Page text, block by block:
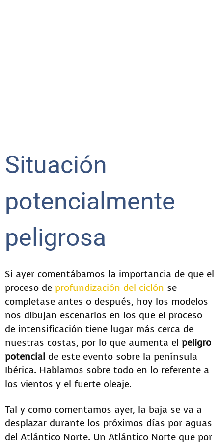
Situación
potencialmente
peligrosa
Si ayer comentábamos la importancia de que el
proceso de profundización del ciclón se
completase antes o después, hoy los modelos
nos dibujan escenarios en los que el proceso
de intensificación tiene lugar más cerca de
nuestras costas, por lo que aumenta el peligro
potencial de este evento sobre la península
Ibérica. Hablamos sobre todo en lo referente a
los vientos y el fuerte oleaje.
Tal y como comentamos ayer, la baja se va a
desplazar durante los próximos días por aguas
del Atlántico Norte. Un Atlántico Norte que por